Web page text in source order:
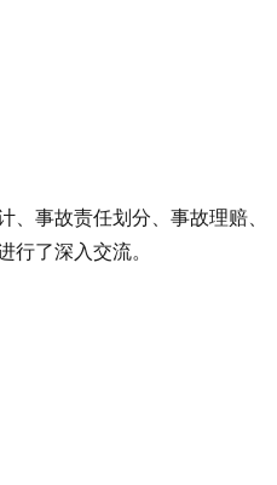
事故责任划分、事故理赔、
行了深入交流。